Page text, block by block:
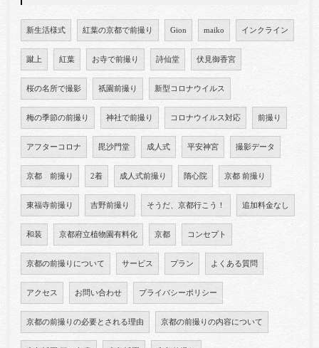
新生活様式 紅葉の京都で前撮り Gion maiko インクライン
蹴上 紅葉 お寺で前撮り 詩仙堂 伏見御香宮
桜の名所で撮影 祇園前撮り 新型コロナウイルス
梅の季節の前撮り 神社で前撮り コロナウイルス対応 前撮り
アフターコロナ 毘沙門堂 成人式 平安神宮 撮影データ
京都 前撮り 2着 成人式前撮り 隋心院 京都 前撮り
東福寺前撮り 吉野前撮り そうだ、京都行こう！ 追加料金なし
和装 京都府立植物園有料化 京都 コンセプト
京都の前撮りについて サービス プラン よくある質問
アクセス お問い合わせ プライバシーポリシー
京都の前撮りの必要とされる理由 京都の前撮りの内容について